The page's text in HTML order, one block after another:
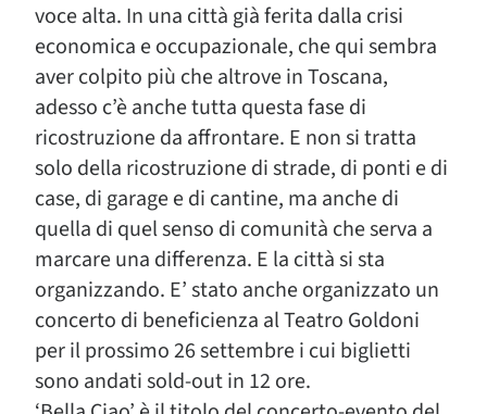
voce alta. In una città già ferita dalla crisi
economica e occupazionale, che qui sembra
aver colpito più che altrove in Toscana,
adesso c’è anche tutta questa fase di
ricostruzione da affrontare. E non si tratta
solo della ricostruzione di strade, di ponti e di
case, di garage e di cantine, ma anche di
quella di quel senso di comunità che serva a
marcare una differenza. E la città si sta
organizzando. E’ stato anche organizzato un
concerto di beneficienza al Teatro Goldoni
per il prossimo 26 settembre i cui biglietti
sono andati sold-out in 12 ore.